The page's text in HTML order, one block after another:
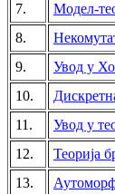
7.
Модел-
8.
9.
Увод у
10.
11.
Увод у
12.
Теорија
13.